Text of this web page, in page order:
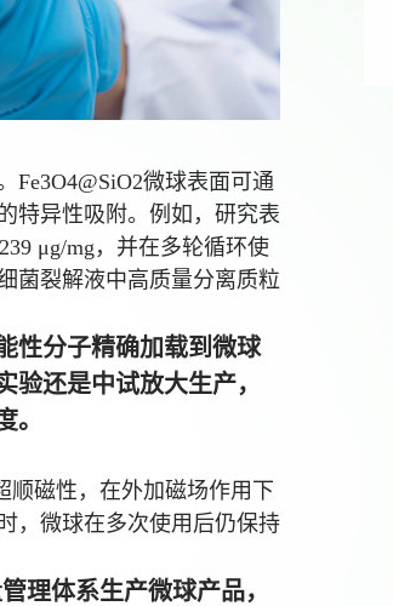
微球表面可通
特异性吸附。例如，研究表
μg/mg，并在多轮循环使
菌裂解液中高质量分离质粒
性分子精确加载到微球
还是中试放大生产，
。
顺磁性，在外加磁场作用下
，微球在多次使用后仍保持
理体系生产微球产品，